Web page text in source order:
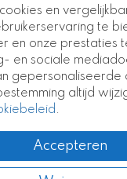
en
te
en onze prestaties
en sociale
gepersonaliseerde
altijd
.
Accepteren